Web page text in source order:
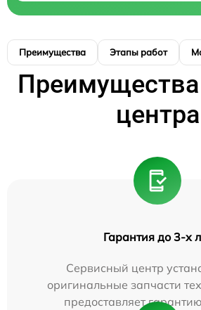
Преимущества Этапы работ
центра
Гарантия до 3-х
Сервисный центр
оригинальные запчасти
предоставляет